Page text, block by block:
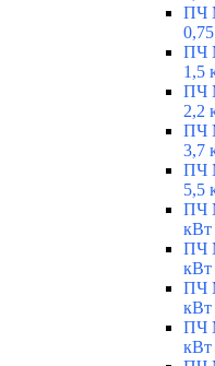
ПЧ
ПЧ
1,5
ПЧ
2,2
ПЧ
3,7
ПЧ
5,5
ПЧ
кВт
ПЧ
кВт
ПЧ
кВт
ПЧ
кВт